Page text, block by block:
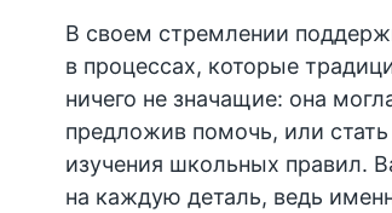
В своем стремлении
в процессах, которые
ничего не значащие: она
предложив помочь, или
изучения школьных правил.
на каждую деталь, ведь